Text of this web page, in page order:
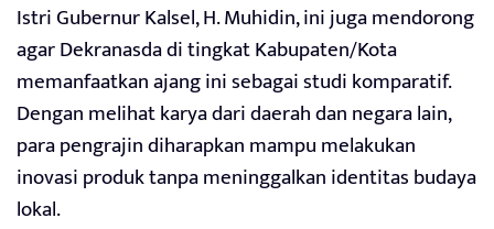
Istri Gubernur Kalsel, H. Muhidin, ini juga mendorong
agar Dekranasda di tingkat Kabupaten/Kota
memanfaatkan ajang ini sebagai studi komparatif.
Dengan melihat karya dari daerah dan negara lain,
para pengrajin diharapkan mampu melakukan
inovasi produk tanpa meninggalkan identitas budaya
lokal.